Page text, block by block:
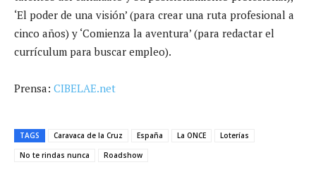
‘El poder de una visión’ (para crear una ruta profesional a
cinco años) y ‘Comienza la aventura’ (para redactar el
currículum para buscar empleo).
Prensa: CIBELAE.net
TAGS Caravaca de la Cruz España La ONCE
Loterías
No te rindas nunca
Roadshow